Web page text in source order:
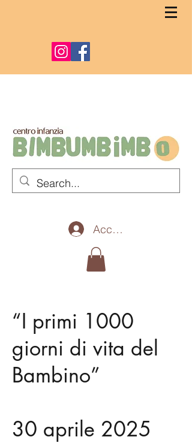
Accedi
“I primi 1000
giorni di vita del
Bambino”
30 aprile 2025